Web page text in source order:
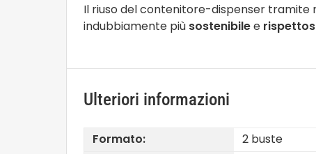
Il riuso del contenitore-dispenser tramite
indubbiamente più sostenibilee
Ulteriori informazioni
Formato:
2 buste